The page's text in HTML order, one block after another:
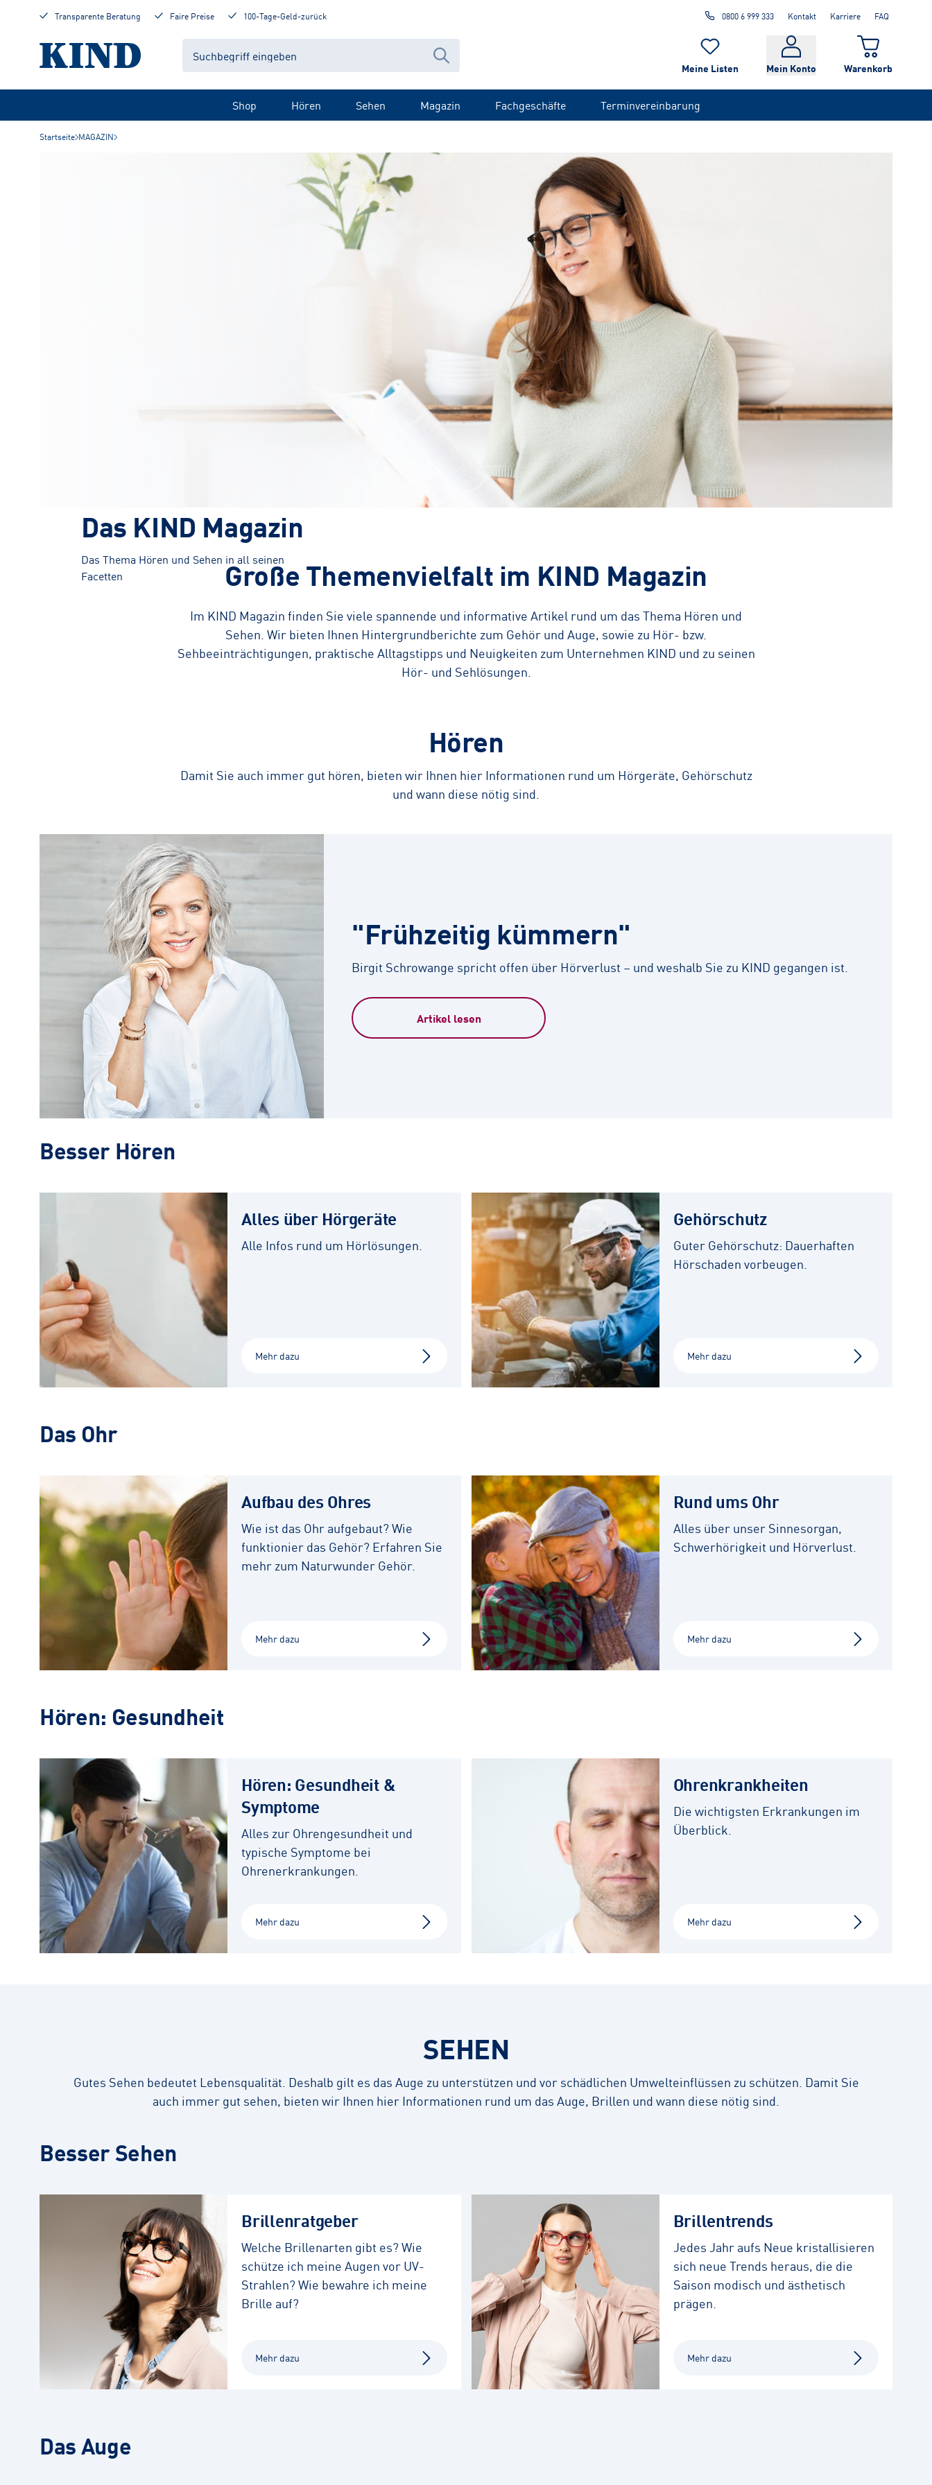
Transparente Beratung Faire Preise 100-Tage-Geld-zurück 0800 6 999 333 Kontakt Karriere FAQ
Meine Listen Mein Konto Warenkorb
Shop Hören Sehen Magazin Fachgeschäfte Terminvereinbarung
Startseite MAGAZIN
Das KIND Magazin
Das Thema Hören und Sehen in all seinen
Facetten
Große Themenvielfalt im KIND Magazin
Im KIND Magazin finden Sie viele spannende und informative Artikel rund um das Thema Hören und
Sehen. Wir bieten Ihnen Hintergrundberichte zum Gehör und Auge, sowie zu Hör- bzw.
Sehbeeinträchtigungen, praktische Alltagstipps und Neuigkeiten zum Unternehmen KIND und zu seinen
Hör- und Sehlösungen.
Hören
Damit Sie auch immer gut hören, bieten wir Ihnen hier Informationen rund um Hörgeräte, Gehörschutz
und wann diese nötig sind.
"Frühzeitig kümmern"
Birgit Schrowange spricht offen über Hörverlust – und weshalb Sie zu KIND gegangen ist.
Artikel lesen
Besser Hören
Alles über Hörgeräte
Alle Infos rund um Hörlösungen.
Mehr dazu
Gehörschutz
Guter Gehörschutz: Dauerhaften
Hörschaden vorbeugen.
Mehr dazu
Das Ohr
Aufbau des Ohres
Wie ist das Ohr aufgebaut? Wie
funktionier das Gehör? Erfahren Sie
mehr zum Naturwunder Gehör.
Mehr dazu
Rund ums Ohr
Alles über unser Sinnesorgan,
Schwerhörigkeit und Hörverlust.
Mehr dazu
Hören: Gesundheit
Hören: Gesundheit &
Symptome
Alles zur Ohrengesundheit und
typische Symptome bei
Ohrenerkrankungen.
Mehr dazu
Ohrenkrankheiten
Die wichtigsten Erkrankungen im
Überblick.
Mehr dazu
SEHEN
Gutes Sehen bedeutet Lebensqualität. Deshalb gilt es das Auge zu unterstützen und vor schädlichen Umwelteinflüssen zu schützen. Damit Sie
auch immer gut sehen, bieten wir Ihnen hier Informationen rund um das Auge, Brillen und wann diese nötig sind.
Besser Sehen
Brillenratgeber
Welche Brillenarten gibt es? Wie
schütze ich meine Augen vor UV-
Strahlen? Wie bewahre ich meine
Brille auf?
Mehr dazu
Brillentrends
Jedes Jahr aufs Neue kristallisieren
sich neue Trends heraus, die die
Saison modisch und ästhetisch
prägen.
Mehr dazu
Das Auge